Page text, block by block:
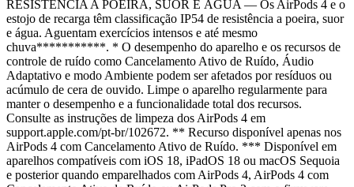
RESISTÊNCIA A POEIRA, SUOR E ÁGUA — Os AirPods 4 e o
estojo de recarga têm classificação IP54 de resistência a poeira, suor
e água. Aguentam exercícios intensos e até mesmo
chuva***********. * O desempenho do aparelho e os recursos de
controle de ruído como Cancelamento Ativo de Ruído, Áudio
Adaptativo e modo Ambiente podem ser afetados por resíduos ou
acúmulo de cera de ouvido. Limpe o aparelho regularmente para
manter o desempenho e a funcionalidade total dos recursos.
Consulte as instruções de limpeza dos AirPods 4 em
support.apple.com/pt-br/102672. ** Recurso disponível apenas nos
AirPods 4 com Cancelamento Ativo de Ruído. *** Disponível em
aparelhos compatíveis com iOS 18, iPadOS 18 ou macOS Sequoia
e posterior quando emparelhados com AirPods 4, AirPods 4 com